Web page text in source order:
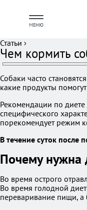
МЕНЮ
Статьи ›
Чем кормить
Собаки часто
какие продукты
Рекомендации по
специфического
порекомендует режим
В течение суток после
Почему нужна
Во время острого
Во время голодной
переваривание пищи, а